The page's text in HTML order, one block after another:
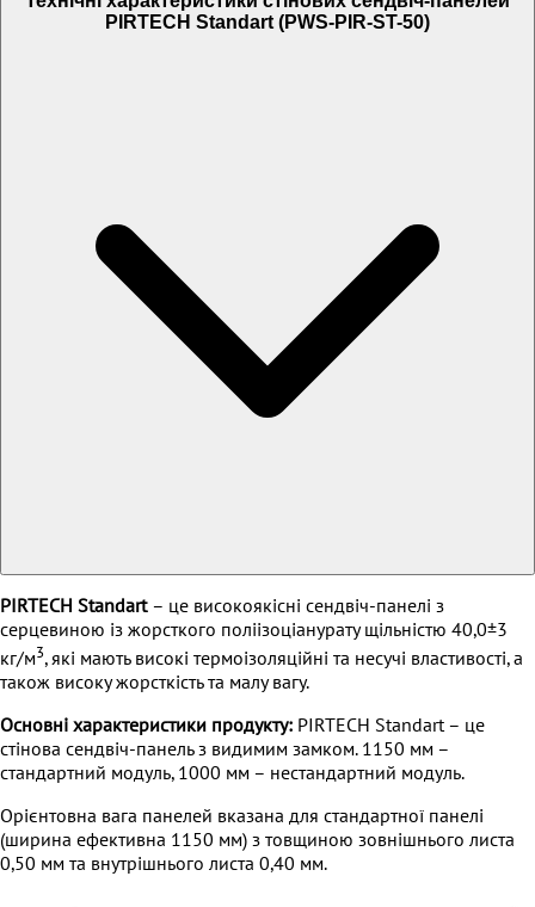
PIRTECH Standart (PWS-PIR-ST-50)
PIRTECH Standart – це високоякісні сендвіч-панелі з
серцевиною із жорсткого поліізоціанурату щільністю 40,0±3
кг/м3, які мають високі термоізоляційні та несучі властивості, а
також високу жорсткість та малу вагу.
Основні характеристики продукту: PIRTECH Standart – це
стінова сендвіч-панель з видимим замком. 1150 мм –
стандартний модуль, 1000 мм – нестандартний модуль.
Орієнтовна вага панелей вказана для стандартної панелі
(ширина ефективна 1150 мм) з товщиною зовнішнього листа
0,50 мм та внутрішнього листа 0,40 мм.